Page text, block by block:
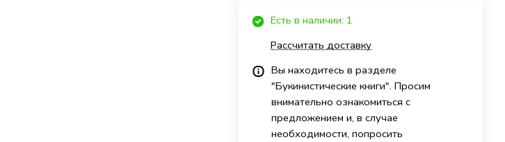
Есть в наличии: 1
Рассчитать доставку
Вы находитесь в разделе
"Букинистические книги". Просим
внимательно ознакомиться с
предложением и, в случае
необходимости, попросить